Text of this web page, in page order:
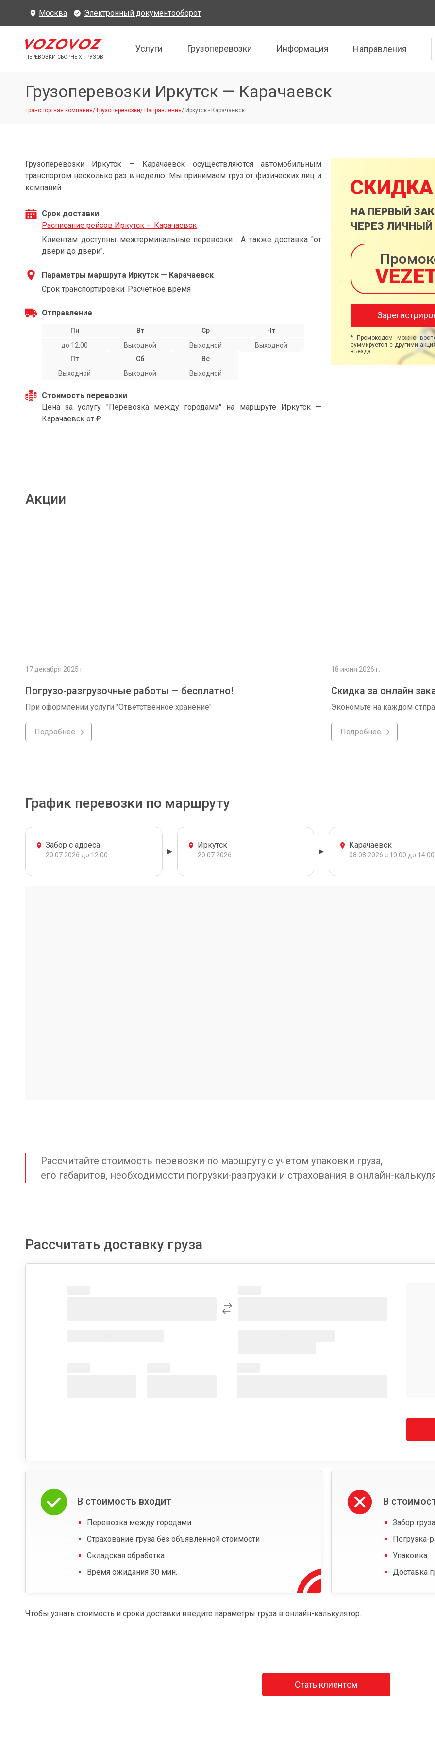
Москва Электронный документооборот
ПЕРЕВОЗКИ СБОРНЫХ ГРУЗОВ
Услуги Грузоперевозки Информация Направления
Грузоперевозки Иркутск — Карачаевск
Транспортная компания/ Грузоперевозки/ Направления/ Иркутск - Карачаевск
Грузоперевозки Иркутск — Карачаевск осуществляются автомобильным
транспортом несколько раз в неделю. Мы принимаем груз от физических лиц и
компаний.
Срок доставки
Расписание рейсов Иркутск — Карачаевск
Клиентам доступны межтерминальные перевозки . А также доставка "от
двери до двери".
Параметры маршрута Иркутск — Карачаевск
Срок транспортировки: Расчетное время
Отправление
Пн
до 12:00
Вт
Выходной
Ср
Выходной
Чт
Выходной
Пт
Выходной
Сб
Выходной
Вс
Выходной
Стоимость перевозки
Цена за услугу "Перевозка между городами" на маршруте Иркутск —
Карачаевск от ₽.
СКИДКА
НА ПЕРВЫЙ
ЧЕРЕЗ ЛИЧНЫЙ
* Промокодом можно
суммируется с другими
въезда.
Акции
17 декабря 2025 г.
Погрузо-разгрузочные работы — бесплатно!
При оформлении услуги "Ответственное хранение"
Подробнее
18 июня 2026 г.
Скидка за онлайн
Экономьте на каждом
Подробнее
График перевозки по маршруту
Забор с адреса
20.07.2026 до 12:00
Иркутск
20.07.2026
Карачаевск
08.08.2026 с 10:00 до 14:00
Рассчитайте стоимость перевозки по маршруту с учетом упаковки груза,
его габаритов, необходимости погрузки-разгрузки и страхования в онлайн-
Рассчитать доставку груза
В стоимость входит
Перевозка между городами
Страхование груза без объявленной стоимости
Складская обработка
Время ожидания 30 мин.
В
Забор
Погрузка-
Упаковка
Доставка
Чтобы узнать стоимость и сроки доставки введите параметры груза в онлайн-калькулятор.
Стать клиентом